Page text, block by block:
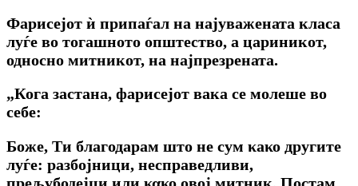
Фарисејот ѝ припаѓал на најуважената класа
луѓе во тогашното општество, a цариникот,
односно митникот, на најпрезрената.
„Кога застана, фарисејот вака се молеше во
себе:
Боже, Ти благодарам што не сум κаκο другите
луѓе: разбојници, несправедливи,